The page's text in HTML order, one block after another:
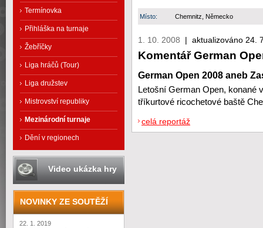
Místo: Chemnitz, Německo
1. 10. 2008 | aktualizováno 24.
Komentář German
German Open 2008 aneb
Letošní German Open, konané
tříkurtové ricochetové baště
celá reportáž
Termínovka
Přihláška na turnaje
Žebříčky
Liga hráčů (Tour)
Liga družstev
Mistrovství republiky
Mezinárodní turnaje
Dění v regionech
Video ukázka hry
NOVINKY ZE SOUTĚŽÍ
22. 1. 2019